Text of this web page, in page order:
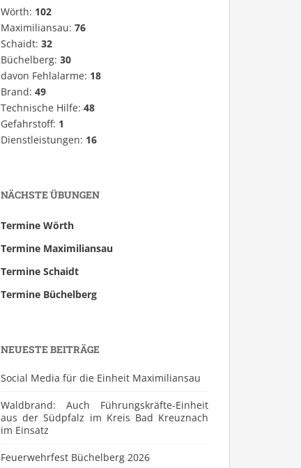
Wörth: 102
Maximiliansau: 76
Schaidt: 32
Büchelberg: 30
davon Fehlalarme: 18
Brand: 49
Technische Hilfe: 48
Gefahrstoff: 1
Dienstleistungen: 16
NÄCHSTE ÜBUNGEN
Termine Wörth
Termine Maximiliansau
Termine Schaidt
Termine Büchelberg
NEUESTE BEITRÄGE
Social Media für die Einheit Maximiliansau
Waldbrand: Auch Führungskräfte-Einheit
aus der Südpfalz im Kreis Bad Kreuznach
im Einsatz
Feuerwehrfest Büchelberg 2026